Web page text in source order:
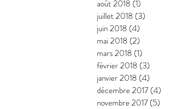
août 2018 (1)
juillet 2018 (3)
juin 2018 (4)
mai 2018 (2)
mars 2018 (1)
février 2018 (3)
janvier 2018 (4)
décembre 2017 (4)
novembre 2017 (5)